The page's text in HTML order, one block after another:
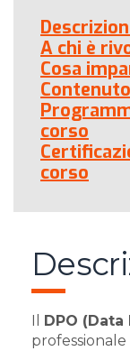
A chi è
Cosa
corso
corso
DPO